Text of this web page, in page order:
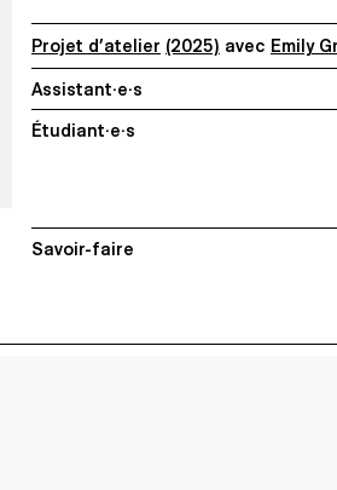
Projet d’atelier (2025) avec Emily
Assistant·e·s
Étudiant·e·s
Savoir-faire